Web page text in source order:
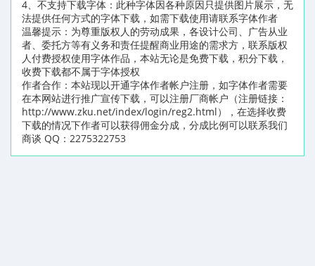
4、不支持下载字体：此种字体因各种原因只提供图片展示，无
法提供任何方式的字体下载，如需下载使用请联系字体作者
温馨提示：为尊重版权人的劳动成果，各设计公司、广告从业
者、委托方等有义务和责任提醒商业用途的需求方，联系版权
人付费授权使用字体作品，本站无论是免费下载，积分下载，
收费下载都不属于字体授权
作者合作：本站现以开通字体作者帐户注册，如字体作者需要
在本网站进行推广宣传下载，可以注册厂商帐户（注册链接：
http://www.zku.net/index/login/reg2.html），在选择收费
下载的情况下作者可以获得佣金分成，分成比例可以联系我们
商谈 QQ：2275322753